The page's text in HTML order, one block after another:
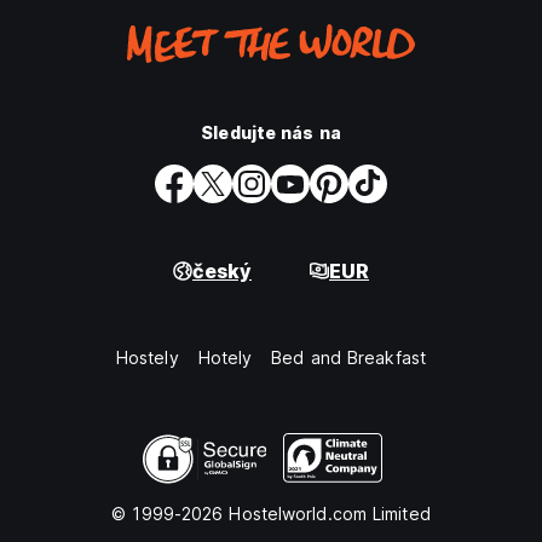
Sledujte nás na
český EUR
Hostely Hotely Bed and Breakfast
© 1999-2026 Hostelworld.com Limited